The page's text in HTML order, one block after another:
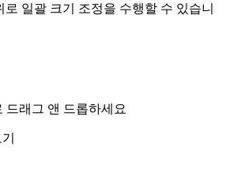
일괄 크기 조정을 수행할 수 있습니
드래그 앤 드롭하세요